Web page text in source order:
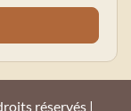
réservés |